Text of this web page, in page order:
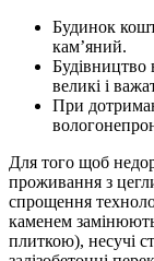
Будинок
кам’яний.
Будівництво
великі і
При
Для того щоб
проживання з
спрощення
каменем
плиткою), несучі